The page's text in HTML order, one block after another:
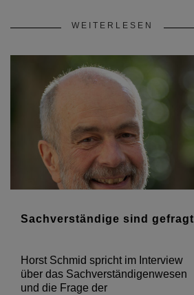
WEITERLESEN
Sachverständige sind gefragt
Horst Schmid spricht im Interview
über das Sachverständigenwesen
und die Frage der